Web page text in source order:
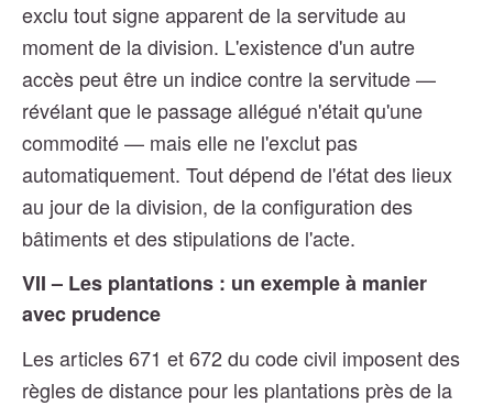
exclu tout signe apparent de la servitude au
moment de la division. L'existence d'un autre
accès peut être un indice contre la servitude —
révélant que le passage allégué n'était qu'une
commodité — mais elle ne l'exclut pas
automatiquement. Tout dépend de l'état des lieux
au jour de la division, de la configuration des
bâtiments et des stipulations de l'acte.
VII – Les plantations : un exemple à manier
avec prudence
Les articles 671 et 672 du code civil imposent des
règles de distance pour les plantations près de la